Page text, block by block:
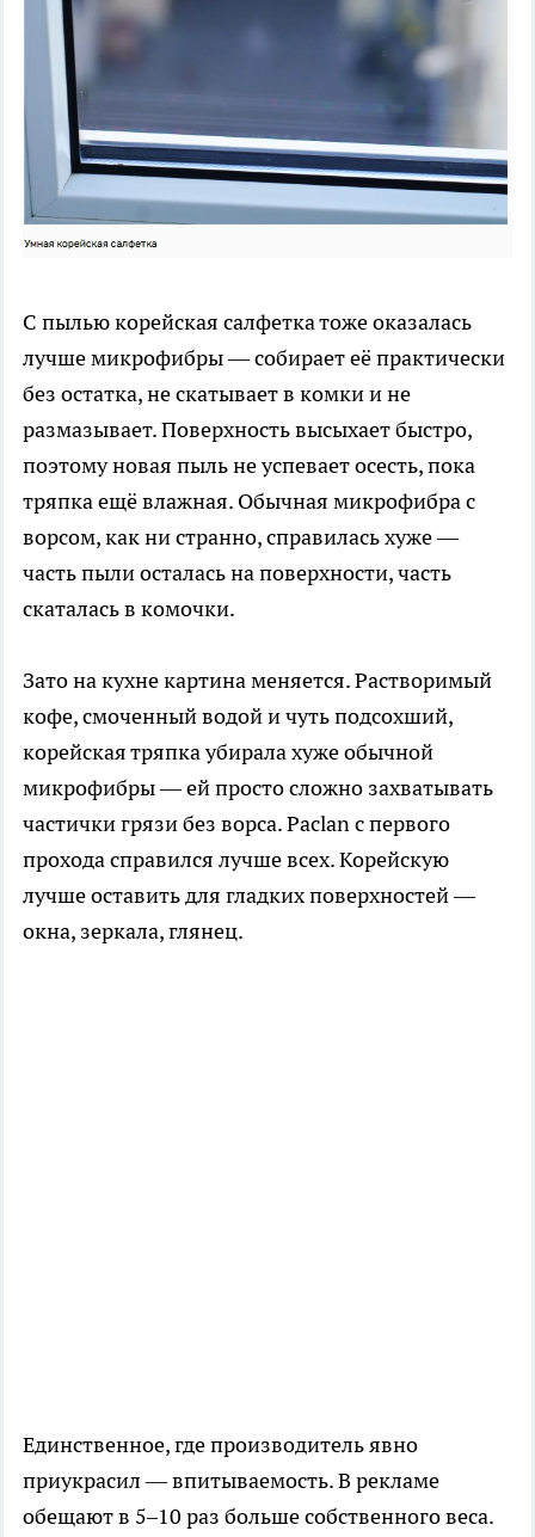
С пылью корейская салфетка тоже оказалась
лучше микрофибры — собирает её практически
без остатка, не скатывает в комки и не
размазывает. Поверхность высыхает быстро,
поэтому новая пыль не успевает осесть, пока
тряпка ещё влажная. Обычная микрофибра с
ворсом, как ни странно, справилась хуже —
часть пыли осталась на поверхности, часть
скаталась в комочки.
Зато на кухне картина меняется. Растворимый
кофе, смоченный водой и чуть подсохший,
корейская тряпка убирала хуже обычной
микрофибры — ей просто сложно захватывать
частички грязи без ворса. Paclan с первого
прохода справился лучше всех. Корейскую
лучше оставить для гладких поверхностей —
окна, зеркала, глянец.
Единственное, где производитель явно
приукрасил — впитываемость. В рекламе
обещают в 5–10 раз больше собственного веса.